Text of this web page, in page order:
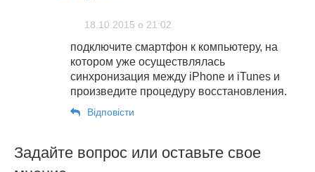
18.10.2015 о 21:02
подключите смартфон к компьютеру, на
котором уже осуществлялась
синхронизация между iPhone и iTunes и
произведите процедуру восстановления.
Відповіcти
Задайте вопрос или оставьте свое